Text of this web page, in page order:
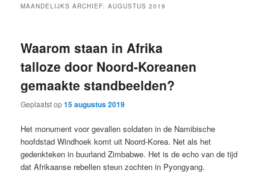
MAANDELIJKS ARCHIEF:AUGUSTUS 2019
Waarom staan in Afrika
talloze door Noord-Koreanen
gemaakte standbeelden?
Geplaatst op15 augustus 2019
Het monument voor gevallen soldaten in de Namibische
hoofdstad Windhoek komt uit Noord-Korea. Net als het
gedenkteken in buurland Zimbabwe. Het is de echo van de tijd
dat Afrikaanse rebellen steun zochten in Pyongyang.